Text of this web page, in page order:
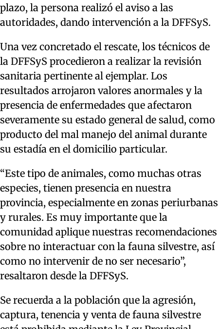
plazo, la persona realizó el aviso a las
autoridades, dando intervención a la DFFSyS.
Una vez concretado el rescate, los técnicos de
la DFFSyS procedieron a realizar la revisión
sanitaria pertinente al ejemplar. Los
resultados arrojaron valores anormales y la
presencia de enfermedades que afectaron
severamente su estado general de salud, como
producto del mal manejo del animal durante
su estadía en el domicilio particular.
“Este tipo de animales, como muchas otras
especies, tienen presencia en nuestra
provincia, especialmente en zonas periurbanas
y rurales. Es muy importante que la
comunidad aplique nuestras recomendaciones
sobre no interactuar con la fauna silvestre, así
como no intervenir de no ser necesario”,
resaltaron desde la DFFSyS.
Se recuerda a la población que la agresión,
captura, tenencia y venta de fauna silvestre